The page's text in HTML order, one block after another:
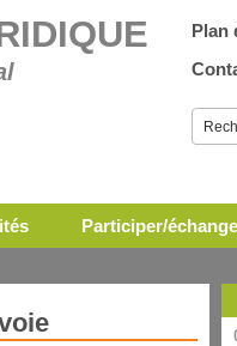
Plan
Participer/